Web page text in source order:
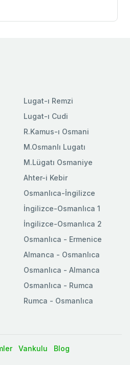
Lugat-ı Remzi
Lugat-ı Cudi
R.Kamus-ı Osmani
M.Osmanlı Lugatı
M.Lügatı Osmaniye
Ahter-i Kebir
Osmanlıca-İngilizce
İngilizce-Osmanlıca 1
İngilizce-Osmanlıca 2
Osmanlıca - Ermenice
Almanca - Osmanlıca
Osmanlıca - Almanca
Osmanlıca - Rumca
Rumca - Osmanlıca
Vankulu Blog